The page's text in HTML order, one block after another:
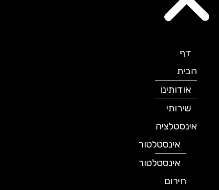
הבית
אודותינו
שירותי
אינסטלציה
אינסטלטור
אינסטלטור
חירום